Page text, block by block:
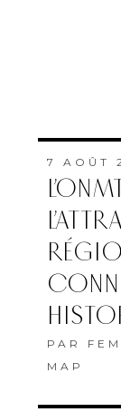
7 AOÛT
PAR
MAP